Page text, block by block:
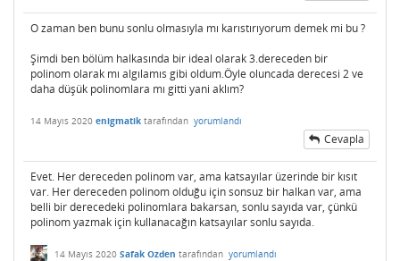
O zaman ben bunu sonlu olmasıyla mı karıstırıyorum demek mi bu ?
Şimdi ben bölüm halkasında bir ideal olarak 3.dereceden bir
polinom olarak mı algılamıs gibi oldum.Öyle oluncada derecesi 2 ve
daha düşük polinomlara mı gitti yani aklım?
14 Mayıs 2020 enigmatik tarafından yorumlandı
Cevapla
Evet. Her dereceden polinom var, ama katsayılar üzerinde bir kısıt
var. Her dereceden polinom olduğu için sonsuz bir halkan var, ama
belli bir derecedeki polinomlara bakarsan, sonlu sayıda var, çünkü
polinom yazmak için kullanacağın katsayılar sonlu sayıda.
14 Mayıs 2020 Safak Ozden tarafından yorumlandı